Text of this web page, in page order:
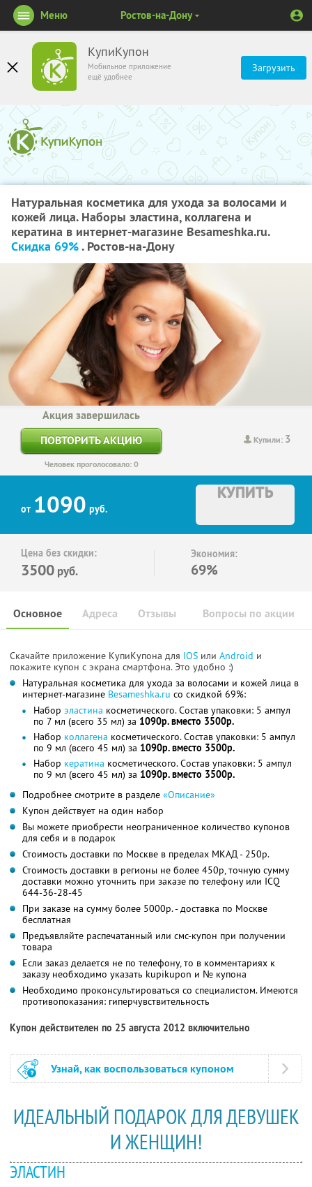
КупиКупон
Мобильное приложение
ещё удобнее
Загрузить
Меню Ростов-на-Дону
Натуральная косметика для ухода за волосами и
кожей лица. Наборы эластина, коллагена и
кератина в интернет-магазине Besameshka.ru.
Скидка 69%. Ростов-на-Дону
Купили: 3
Акция завершилась
ПОВТОРИТЬ АКЦИЮ
Человек проголосовало: 0
от 1090 руб.
КУПИТЬ
Цена без скидки:
3500 руб.
Экономия:
69%
Основное Отзывы Вопросы по акции
Адреса
Скачайте приложение КупиКупона для IOS или Android и
покажите купон с экрана смартфона. Это удобно :)
Натуральная косметика для ухода за волосами и кожей лица в
интернет-магазине Besameshka.ru со скидкой 69%:
Набор эластина косметического. Состав упаковки: 5 ампул
по 7 мл (всего 35 мл) за 1090р. вместо 3500р.
Набор коллагена косметического. Состав упаковки: 5 ампул
по 9 мл (всего 45 мл) за 1090р. вместо 3500р.
Набор кератина косметического. Состав упаковки: 5 ампул
по 9 мл (всего 45 мл) за 1090р. вместо 3500р.
Подробнее смотрите в разделе «Описание»
Купон действует на один набор
Вы можете приобрести неограниченное количество купонов
для себя и в подарок
Стоимость доставки по Москве в пределах МКАД - 250р.
Стоимость доставки в регионы не более 450р, точную сумму
доставки можно уточнить при заказе по телефону или ICQ
644-36-28-45
При заказе на сумму более 5000р. - доставка по Москве
бесплатная
Предъявляйте распечатанный или смс-купон при получении
товара
Если заказ делается не по телефону, то в комментариях к
заказу необходимо указать kupikupon и № купона
Необходимо проконсультироваться со специалистом. Имеются
противопоказания: гиперчувствительность
Купон действителен по 25 августа 2012 включительно
Узнай, как воспользоваться купоном
ИДЕАЛЬНЫЙ ПОДАРОК ДЛЯ ДЕВУШЕК
И ЖЕНЩИН!
ЭЛАСТИН